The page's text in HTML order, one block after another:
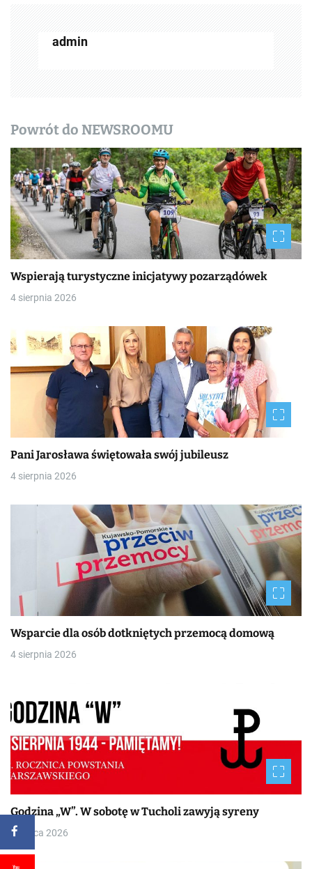
s
y
admin
Powrót do NEWSROOMU
Wspierają turystyczne inicjatywy pozarządówek
4 sierpnia 2026
Pani Jarosława świętowała swój jubileusz
4 sierpnia 2026
Wsparcie dla osób dotkniętych przemocą domową
4 sierpnia 2026
Godzina „W”. W sobotę w Tucholi zawyją syreny
30 lipca 2026